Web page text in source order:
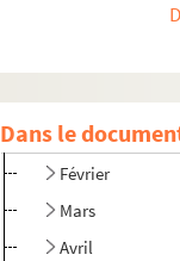
Dans leJanvier
Février
Mars
Avril